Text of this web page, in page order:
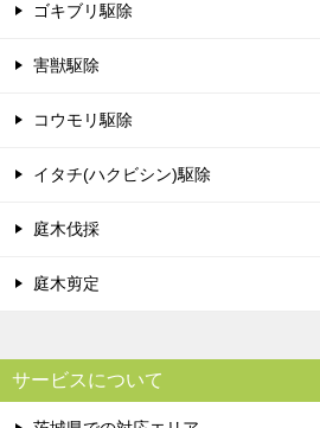
ゴキブリ駆除
害獣駆除
コウモリ駆除
イタチ(ハクビシン)駆除
庭木伐採
庭木剪定
サービスについて